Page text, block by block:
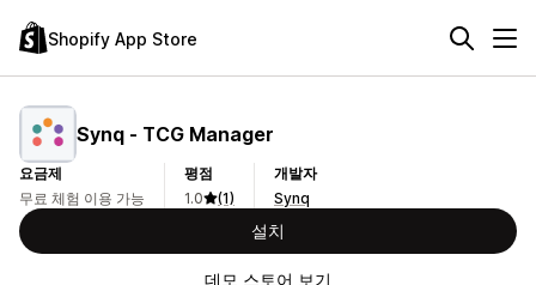
Shopify App Store
Synq ‑ TCG Manager
요금제
무료 체험 이용 가능
평점
1.0
(1)
개발자
Synq
설치
데모 스토어 보기